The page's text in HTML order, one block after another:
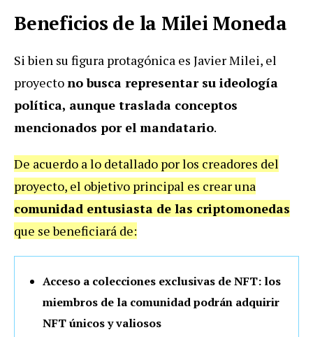
Beneficios de la Milei Moneda
Si bien su figura protagónica es Javier Milei, el
proyectono busca representar su ideología
política, aunque traslada conceptos
mencionados por el mandatario.
De acuerdo a lo detallado por los creadores del
proyecto, el objetivo principal es crear una
comunidad entusiasta de las criptomonedas
que se beneficiará de:
Acceso a colecciones exclusivas de NFT: los
miembros de la comunidad podrán adquirir
NFT únicos y valiosos